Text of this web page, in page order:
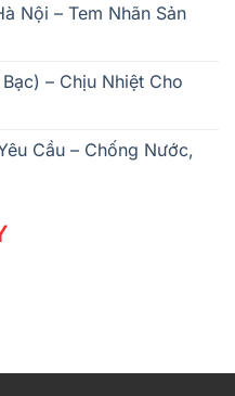
Nội – Tem Nhãn Sản
– Chịu Nhiệt Cho
Cầu – Chống Nước,